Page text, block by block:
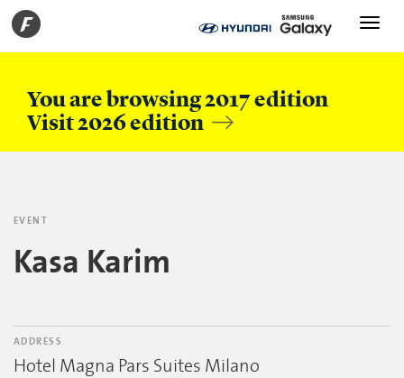
You are browsing 2017 edition
Visit 2026 edition
Toggle
EVENT
Kasa Karim
ADDRESS
Hotel Magna Pars Suites Milano